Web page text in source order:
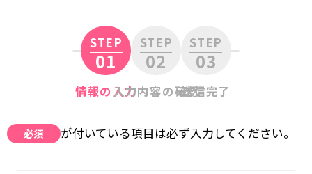
無料体験に申し込む
0120-868-003
STEP
01
情報の入力
STEP
02
入力内容の確認
STEP
03
送信完了
必須 が付いている項目は必ず入力してください。